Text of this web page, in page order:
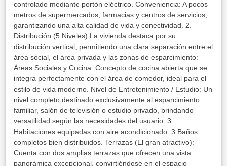
controlado mediante portón eléctrico. ​Conveniencia: A pocos
metros de supermercados, farmacias y centros de servicios,
garantizando una alta calidad de vida y conectividad. ​2.
Distribución (5 Niveles) ​La vivienda destaca por su
distribución vertical, permitiendo una clara separación entre el
área social, el área privada y las zonas de esparcimiento: ​
Áreas Sociales y Cocina: Concepto de cocina abierta que se
integra perfectamente con el área de comedor, ideal para el
estilo de vida moderno. ​Nivel de Entretenimiento / Estudio: Un
nivel completo destinado exclusivamente al esparcimiento
familiar, salón de televisión o estudio privado, brindando
versatilidad según las necesidades del usuario. 3
Habitaciones equipadas con aire acondicionado. ​3 Baños
completos bien distribuidos. ​Terrazas (El gran atractivo):
Cuenta con dos amplias terrazas que ofrecen una vista
panorámica excepcional, convirtiéndose en el espacio